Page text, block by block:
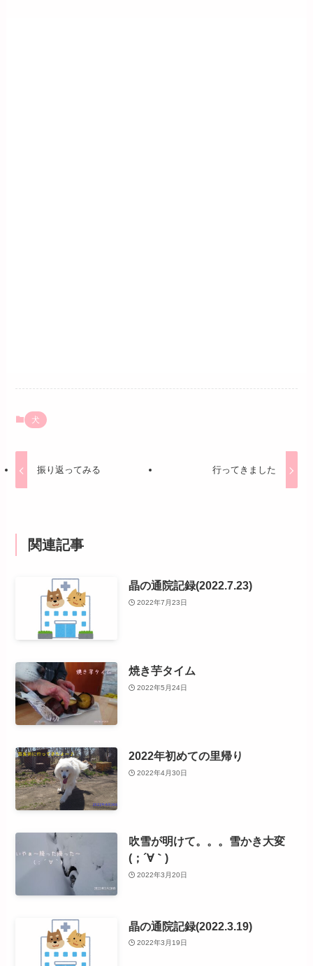
犬
振り返ってみる 行ってきました
関連記事
晶の通院記録(2022.7.23)
2022年7月23日
焼き芋タイム
2022年5月24日
2022年初めての里帰り
2022年4月30日
吹雪が明けて。。。雪かき大変
(；´∀｀)
2022年3月20日
晶の通院記録(2022.3.19)
2022年3月19日